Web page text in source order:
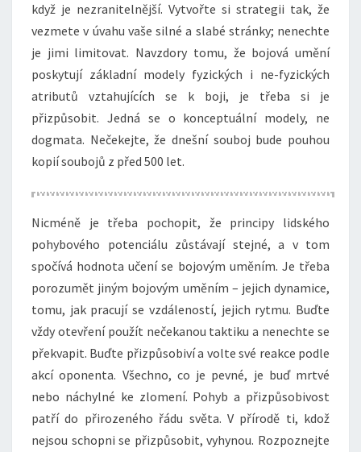
když je nezranitelnější. Vytvořte si strategii tak, že
vezmete v úvahu vaše silné a slabé stránky; nenechte
je jimi limitovat. Navzdory tomu, že bojová umění
poskytují základní modely fyzických i ne-fyzických
atributů vztahujících se k boji, je třeba si je
přizpůsobit. Jedná se o konceptuální modely, ne
dogmata. Nečekejte, že dnešní souboj bude pouhou
kopií soubojů z před 500 let.
Nicméně je třeba pochopit, že principy lidského
pohybového potenciálu zůstávají stejné, a v tom
spočívá hodnota učení se bojovým uměním. Je třeba
porozumět jiným bojovým uměním – jejich dynamice,
tomu, jak pracují se vzdáleností, jejich rytmu. Buďte
vždy otevření použít nečekanou taktiku a nenechte se
překvapit. Buďte přizpůsobiví a volte své reakce podle
akcí oponenta. Všechno, co je pevné, je buď mrtvé
nebo náchylné ke zlomení. Pohyb a přizpůsobivost
patří do přirozeného řádu světa. V přírodě ti, kdož
nejsou schopni se přizpůsobit, vyhynou. Rozpoznejte